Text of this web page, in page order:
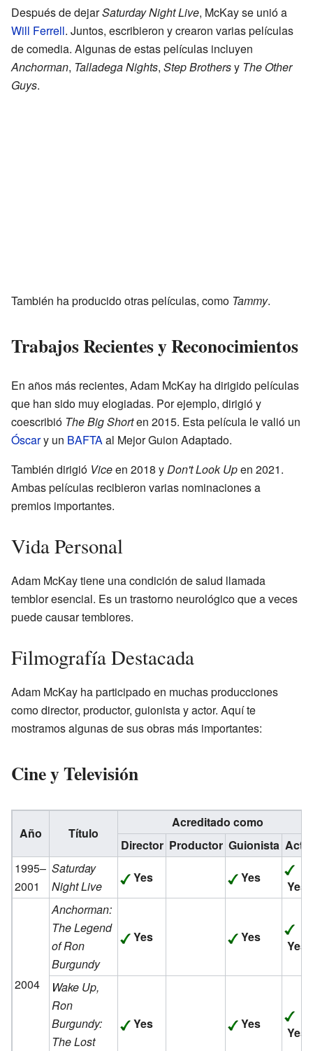
Después de dejarSaturday Night Live, McKay se unió a
Will Ferrell. Juntos, escribieron y crearon varias películas
de comedia. Algunas de estas películas incluyen
Anchorman, Talladega Nights, Step Brothersy The Other
Guys.
También ha producido otras películas, como Tammy.
Trabajos Recientes y Reconocimientos
En años más recientes, Adam McKay ha dirigido películas
que han sido muy elogiadas. Por ejemplo, dirigió y
coescribió The Big Shorten 2015. Esta película le valió un
Óscary un BAFTAal Mejor Guion Adaptado.
También dirigió Viceen 2018 yDon't Look Upen 2021.
Ambas películas recibieron varias nominaciones a
premios importantes.
Vida Personal
Adam McKay tiene una condición de salud llamada
temblor esencial. Es un trastorno neurológico que a veces
puede causar temblores.
Filmografía Destacada
Adam McKay ha participado en muchas producciones
como director, productor, guionista y actor. Aquí te
mostramos algunas de sus obras más importantes:
Cine y Televisión
Año Título
Acreditado como
Director Productor Guionista
1995–
2001
Saturday
Night Live
Yes Yes
Yes
2004
Anchorman:
The Legend
of Ron
Burgundy
Yes Yes
Yes
Wake Up,
Ron
Burgundy:
The Lost
Yes Yes
Yes